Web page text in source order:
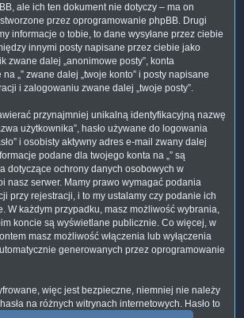
ale ich ten dokument nie dotyczy – ma on
przez oprogramowanie phpBB. Drugi
informacje o tobie, to dane wysyłane przez ciebie
innymi posty napisane przez ciebie jako
zwane dalej „anonimowe posty”, konta
„” zwane dalej „twoje konto” i posty napisane
i zalogowaniu zwane dalej „twoje posty”.
przynajmniej unikalną identyfikacyjną nazwę
użytkownika”, hasło używane do logowania
i osobisty aktywny adres e-mail zwany dalej
podane dla twojego konta na „” są
dotyczące ochrony danych osobowych w
nasz serwer. Mamy prawo wymagać podania
przy rejestracji, i to my ustalamy czy podanie ich
W każdym przypadku, masz możliwość wybrania,
koncie są wyświetlane publicznie. Co więcej, w
masz możliwość włączenia lub wyłączenia
generowanych przez oprogramowanie
więc jest bezpieczne, niemniej nie należy
na różnych witrynach internetowych. Hasło to